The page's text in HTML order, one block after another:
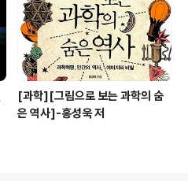
[과학][그림으로 보는 과학의 숨
은 역사]-홍성욱 저